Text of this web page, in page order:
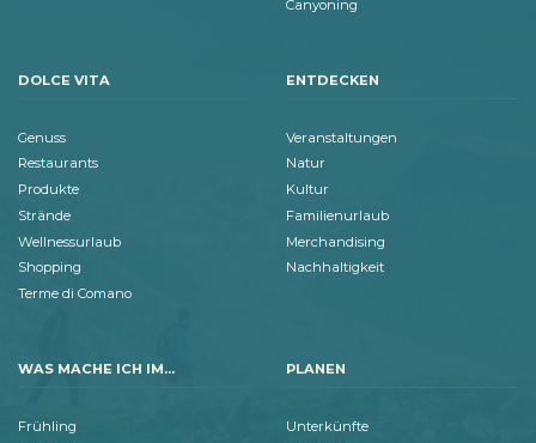
Canyoning
DOLCE VITA
Genuss
Restaurants
Produkte
Strände
Wellnessurlaub
Shopping
Terme di Comano
ENTDECKEN
Veranstaltungen
Natur
Kultur
Familienurlaub
Merchandising
Nachhaltigkeit
WAS MACHE ICH IM...
Frühling
PLANEN
Unterkünfte